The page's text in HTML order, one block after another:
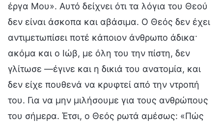
έργα Μου». Αυτό δείχνει ότι τα λόγια του Θεού
δεν είναι άσκοπα και αβάσιμα. Ο Θεός δεν έχει
αντιμετωπίσει ποτέ κάποιον άνθρωπο άδικα·
ακόμα και ο Ιώβ, με όλη του την πίστη, δεν
γλίτωσε —έγινε και η δικιά του ανατομία, και
δεν είχε πουθενά να κρυφτεί από την ντροπή
του. Για να μην μιλήσουμε για τους ανθρώπους
του σήμερα. Έτσι, ο Θεός ρωτά αμέσως: «Πώς